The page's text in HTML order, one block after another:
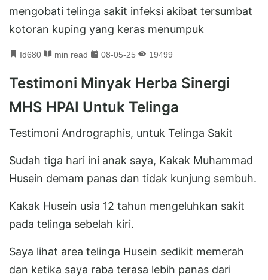
mengobati telinga sakit infeksi akibat tersumbat
kotoran kuping yang keras menumpuk
Id680 min read 08-05-25 19499
Testimoni Minyak Herba Sinergi
MHS HPAI Untuk Telinga
Testimoni Andrographis, untuk Telinga Sakit
Sudah tiga hari ini anak saya, Kakak Muhammad
Husein demam panas dan tidak kunjung sembuh.
Kakak Husein usia 12 tahun mengeluhkan sakit
pada telinga sebelah kiri.
Saya lihat area telinga Husein sedikit memerah
dan ketika saya raba terasa lebih panas dari